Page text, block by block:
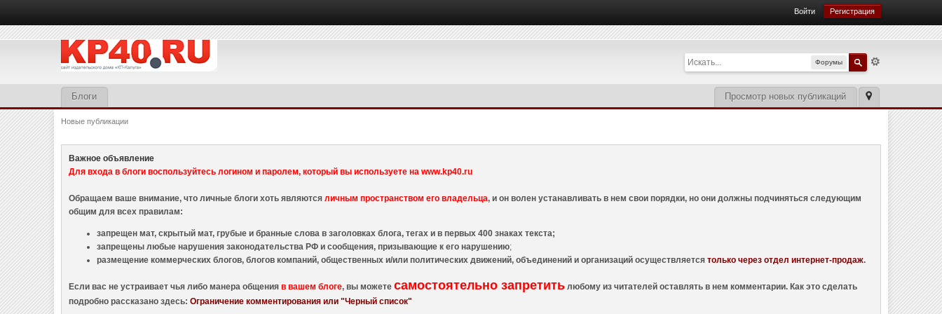
Войти Регистрация
Форумы
Просмотр новых публикаций
Блоги
Новые публикации
Важное объявление
Для входа в блоги воспользуйтесь логином и паролем, который вы используете на www.kp40.ru
Обращаем ваше внимание, что личные блоги хоть являютсяличным пространством его владельца, и он волен устанавливать в нем свои порядки, но они должны подчиняться следующим
общим для всех правилам:
запрещен мат, скрытый мат, грубые и бранные слова в заголовках блога, тегах и в первых 400 знаках текста;
запрещены любые нарушения законодательства РФ и сообщения, призывающие к его нарушению;
размещение коммерческих блогов, блогов компаний, общественных и/или политических движений, объединений и организаций осуществляетсятолько через отдел интернет-продаж.
Если вас не устраивает чья либо манера общенияв вашем блоге, вы можетесамостоятельно запретить любому из читателей оставлять в нем комментарии. Как это сделать
подробно рассказано здесь:Ограничение комментирования или "Черный список"